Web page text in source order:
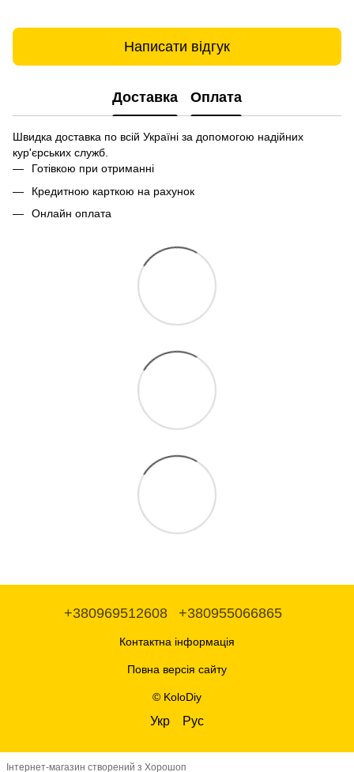
Написати відгук
Доставка Оплата
Швидка доставка по всій Україні за допомогою надійних
кур'єрських служб.
Готівкою при отриманні
Кредитною карткою на рахунок
Онлайн оплата
+380969512608 +380955066865
Контактна інформація
Повна версія сайту
© KoloDiy
Укр Рус
Інтернет-магазин створений з Хорошоп